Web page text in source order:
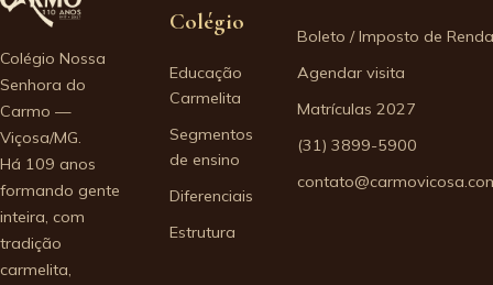
Colégio Nossa
Senhora do
Carmo —
Viçosa/MG.
Há 109 anos
formando gente
inteira, com
tradição
carmelita,
Colégio
Educação
Carmelita
Segmentos
de ensino
Diferenciais
Estrutura
Boleto / Imposto de Renda
Agendar visita
Matrículas 2027
(31) 3899-5900